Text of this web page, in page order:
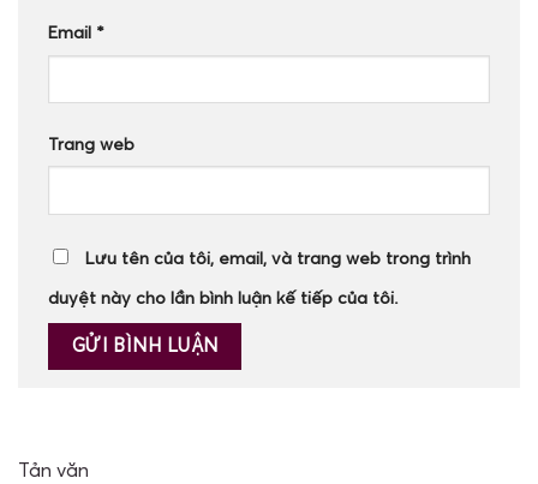
Tản văn
Email *
Trang web
Lưu tên của tôi, email, và trang web trong trình
duyệt này cho lần bình luận kế tiếp của tôi.